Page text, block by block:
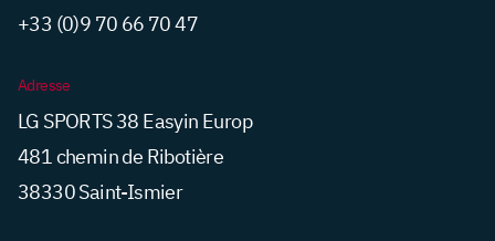
+33 (0)9 70 66 70 47
Adresse
LG SPORTS 38 Easyin Europ
481 chemin de Ribotière
38330 Saint-Ismier